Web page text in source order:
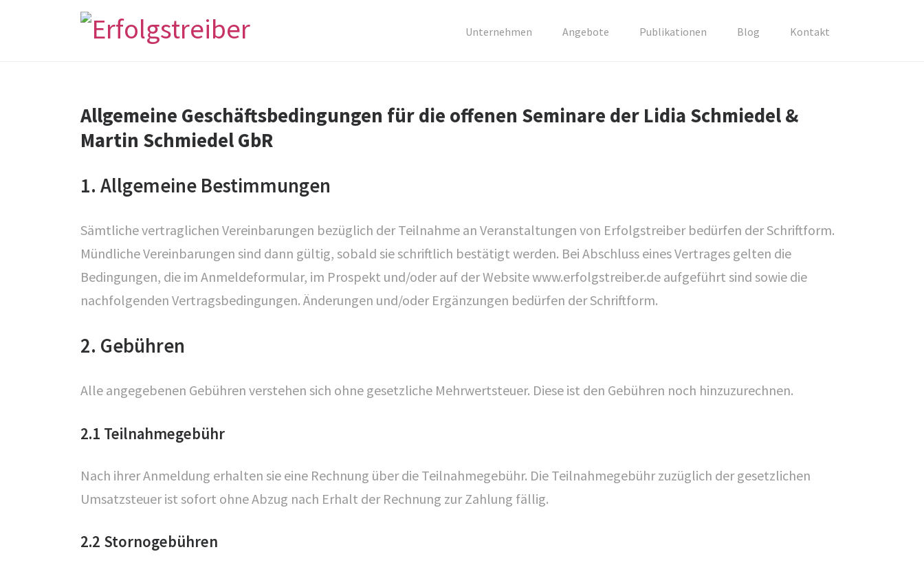
Unternehmen Angebote Publikationen Blog Kontakt
Allgemeine Geschäftsbedingungen für die offenen Seminare der Lidia Schmiedel &
Martin Schmiedel GbR
1. Allgemeine Bestimmungen
Sämtliche vertraglichen Vereinbarungen bezüglich der Teilnahme an Veranstaltungen von Erfolgstreiber bedürfen der Schriftform.
Mündliche Vereinbarungen sind dann gültig, sobald sie schriftlich bestätigt werden. Bei Abschluss eines Vertrages gelten die
Bedingungen, die im Anmeldeformular, im Prospekt und/oder auf der Website www.erfolgstreiber.de aufgeführt sind sowie die
nachfolgenden Vertragsbedingungen. Änderungen und/oder Ergänzungen bedürfen der Schriftform.
2. Gebühren
Alle angegebenen Gebühren verstehen sich ohne gesetzliche Mehrwertsteuer. Diese ist den Gebühren noch hinzuzurechnen.
2.1 Teilnahmegebühr
Nach ihrer Anmeldung erhalten sie eine Rechnung über die Teilnahmegebühr. Die Teilnahmegebühr zuzüglich der gesetzlichen
Umsatzsteuer ist sofort ohne Abzug nach Erhalt der Rechnung zur Zahlung fällig.
2.2 Stornogebühren